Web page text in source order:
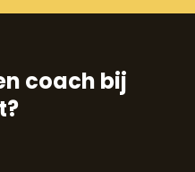
coach bij